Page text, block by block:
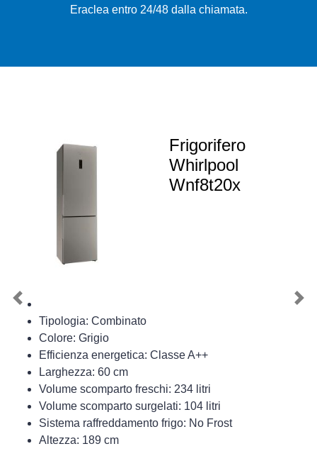
Eraclea entro 24/48 dalla chiamata.
Frigorifero
Whirlpool
Wnf8t20x
Tipologia: Combinato
Colore: Grigio
Efficienza energetica: Classe A++
Larghezza: 60 cm
Volume scomparto freschi: 234 litri
Volume scomparto surgelati: 104 litri
Sistema raffreddamento frigo: No Frost
Altezza: 189 cm
Previous